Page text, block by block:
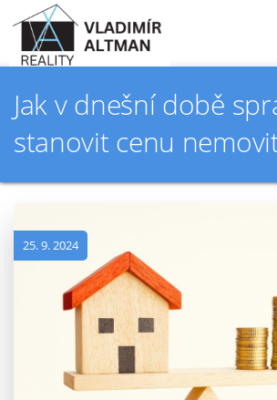
Jak v dnešní době
stanovit cenu
25. 9. 2024